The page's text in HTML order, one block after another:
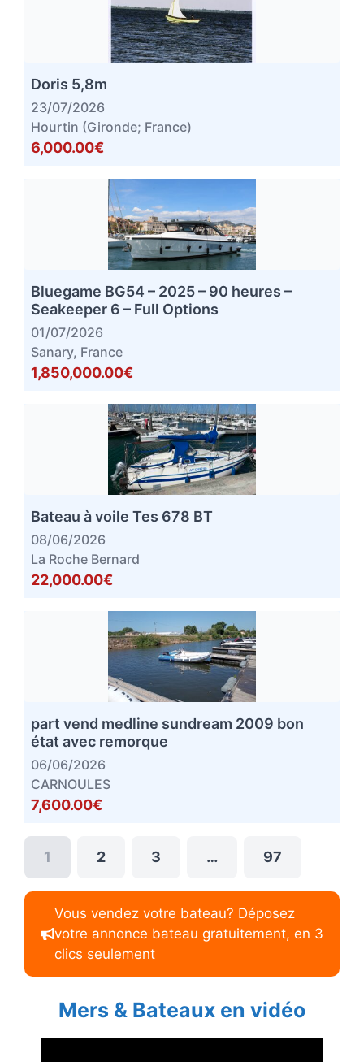
Doris 5,8m
23/07/2026
Hourtin (Gironde; France)
6,000.00€
Bluegame BG54 – 2025 – 90 heures –
Seakeeper 6 – Full Options
01/07/2026
Sanary, France
1,850,000.00€
Bateau à voile Tes 678 BT
08/06/2026
La Roche Bernard
22,000.00€
part vend medline sundream 2009 bon
état avec remorque
06/06/2026
CARNOULES
7,600.00€
1 2 3 … 97
Vous vendez votre bateau? Déposez
votre annonce bateau gratuitement, en 3
clics seulement
Mers & Bateaux en vidéo